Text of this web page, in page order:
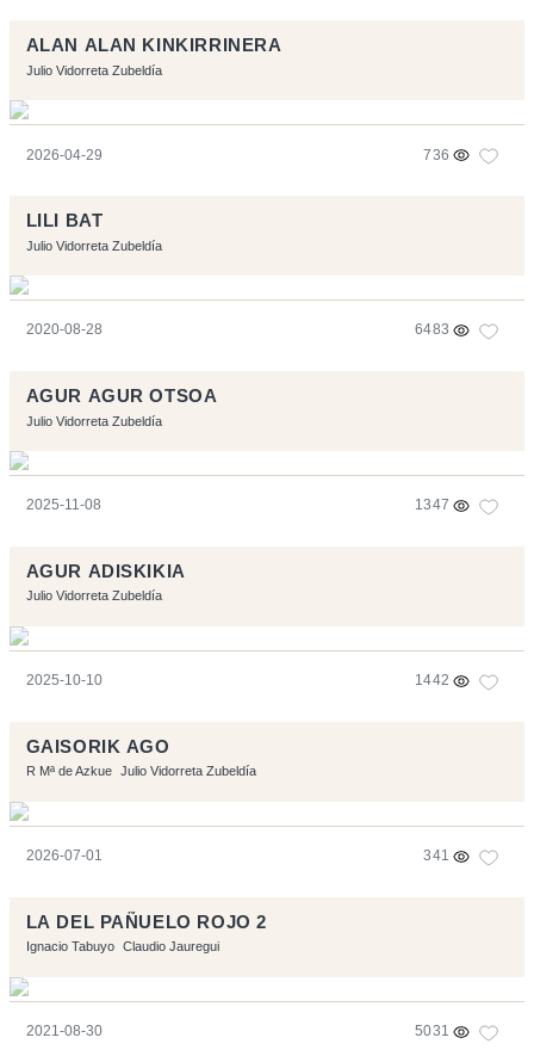
ALAN ALAN KINKIRRINERA
Julio Vidorreta Zubeldía
2026-04-29 736
LILI BAT
Julio Vidorreta Zubeldía
2020-08-28 6483
AGUR AGUR OTSOA
Julio Vidorreta Zubeldía
2025-11-08 1347
AGUR ADISKIKIA
Julio Vidorreta Zubeldía
2025-10-10 1442
GAISORIK AGO
R Mª de Azkue Julio Vidorreta Zubeldía
2026-07-01 341
LA DEL PAÑUELO ROJO 2
Ignacio Tabuyo Claudio Jauregui
2021-08-30 5031